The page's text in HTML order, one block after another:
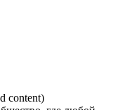
content)